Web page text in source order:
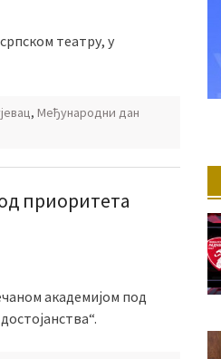
театру, у
, Међународни дан
приоритета
академијом под